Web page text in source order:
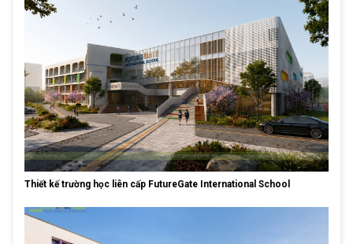
Thiết kế trường học liên cấp FutureGate International School